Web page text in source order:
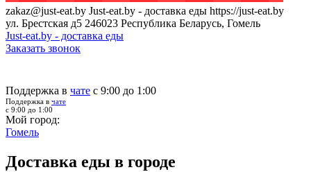
zakaz@just-eat.by Just-eat.by - доставка еды https://just-eat.by
ул. Брестская д5 246023 Республика Беларусь, Гомель
Just-eat.by - доставка еды
Заказать звонок
Поддержка в чате с 9:00 до 1:00
Поддержка в чате
с 9:00 до 1:00
Мой город:
Гомель
Доставка еды в городе